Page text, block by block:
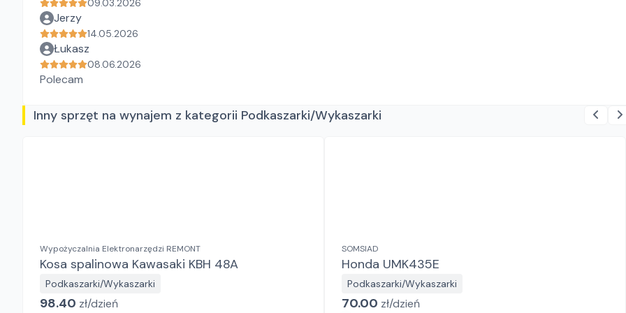
09.03.2026
Jerzy
14.05.2026
Łukasz
08.06.2026
Polecam
Inny sprzęt na wynajem z kategorii Podkaszarki/Wykaszarki
Wypożyczalnia Elektronarzędzi REMONT
Kosa spalinowa Kawasaki KBH 48A
Podkaszarki/Wykaszarki
98.40 zł/dzień
SOMSIAD
Honda UMK435E
Podkaszarki/Wykaszarki
70.00 zł/dzień